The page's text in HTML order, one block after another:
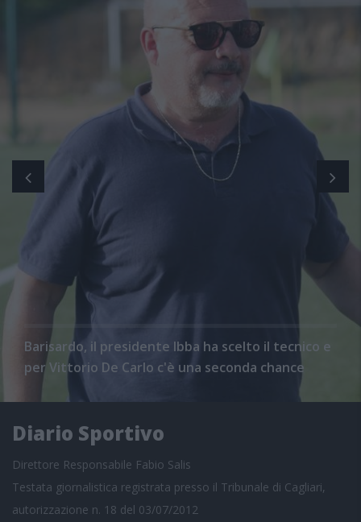
Barisardo, il presidente Ibba ha scelto il tecnico e
per Vittorio De Carlo c'è una seconda chance
Diario Sportivo
Direttore Responsabile Fabio Salis
Testata giornalistica registrata presso il Tribunale di Cagliari,
autorizzazione n. 18 del 03/07/2012